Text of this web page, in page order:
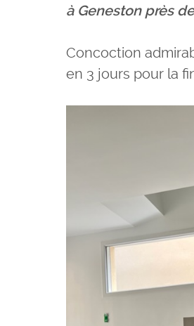
à Geneston près
Concoction
en 3 jours pour la